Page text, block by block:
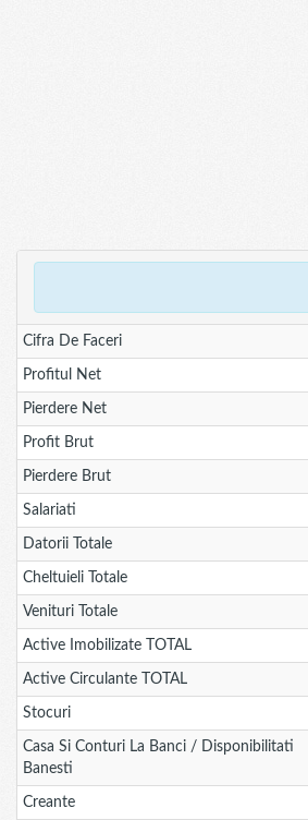
Cifra De Faceri
Profitul Net
Pierdere Net
Profit Brut
Pierdere Brut
Salariati
Datorii Totale
Cheltuieli Totale
Venituri Totale
Active Imobilizate TOTAL
Active Circulante TOTAL
Stocuri
Casa Si Conturi La Banci / Disponibilitati
Banesti
Creante